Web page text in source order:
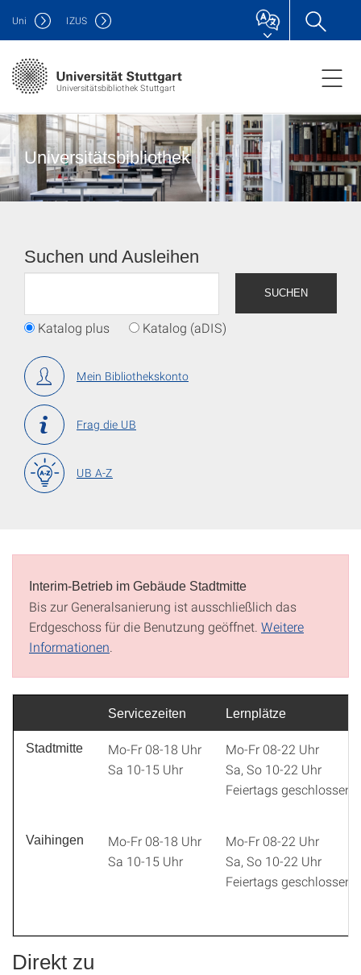
Universitätsbibliothek Stuttgart
Uni IZUS
Universitätsbibliothek
Suchen und Ausleihen
SUCHEN
Katalog plus Katalog (aDIS)
Mein Biblio­theks­konto
Frag die UB
UB A-Z
Interim-Betrieb im Gebäude Stadtmitte
Bis zur Generalsanierung ist ausschließlich das
Erdgeschoss für die Benutzung geöffnet. Weitere
Informationen
Servicezeiten Lernplätze
Stadtmitte
Mo-Fr 08-18 Uhr
Sa 10-15 Uhr
Mo-Fr 08-22 Uhr
Sa, So 10-22 Uhr
Feiertags geschlossen.
Vaihingen
Mo-Fr 08-18 Uhr
Sa 10-15 Uhr
Mo-Fr 08-22 Uhr
Sa, So 10-22 Uhr
Feiertags geschlossen.
Direkt zu